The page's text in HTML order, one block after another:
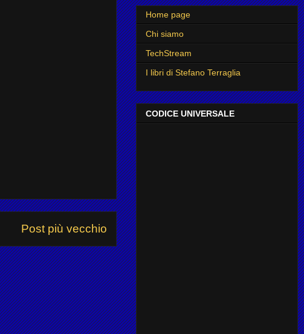
Post più vecchio
Home page
Chi siamo
TechStream
I libri di Stefano Terraglia
CODICE UNIVERSALE